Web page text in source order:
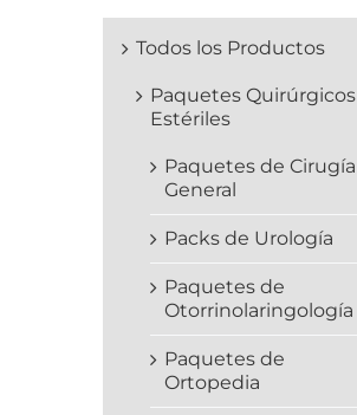
Todos los Productos
Paquetes Quirúrgicos
Estériles
Paquetes de Cirugía
General
Packs de Urología
Paquetes de
Otorrinolaringología
Paquetes de
Ortopedia